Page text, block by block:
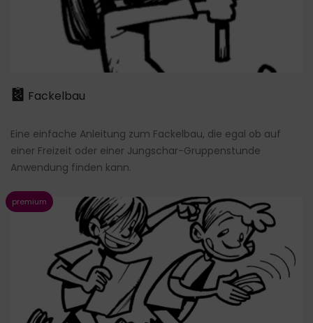
Fackelbau
Eine einfache Anleitung zum Fackelbau, die egal ob auf
einer Freizeit oder einer Jungschar-Gruppenstunde
Anwendung finden kann.